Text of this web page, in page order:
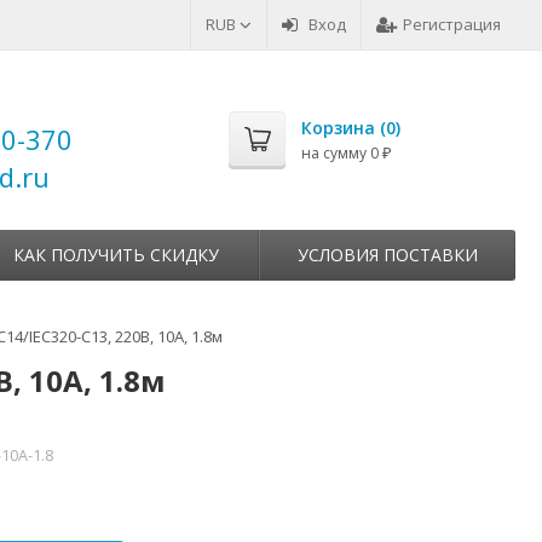
RUB Вход Регистрация
370
Корзина (0)
на сумму 0 ₽
КАК ПОЛУЧИТЬ СКИДКУ УСЛОВИЯ ПОСТАВКИ
IEC320-C13, 220B, 10А, 1.8м
10А, 1.8м
1.8